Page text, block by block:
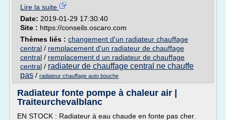
Lire la suite
Date: 2019-01-29 17:30:40
Site : https://conseils.oscaro.com
Thèmes liés : changement d'un radiateur chauffage
central / remplacement d'un radiateur de chauffage
central / remplacement d un radiateur de chauffage
central / radiateur de chauffage central ne chauffe
pas / radiateur chauffage auto bouche
Radiateur fonte pompe à chaleur air |
Traiteurchevalblanc
EN STOCK : Radiateur à eau chaude en fonte pas cher.